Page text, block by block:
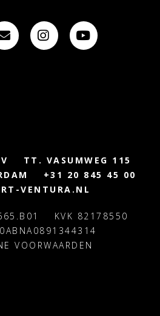
TT. VASUMWEG 115
+31 20 845 45 00
VENTURA.NL
KVK 82178550
VOORWAARDEN